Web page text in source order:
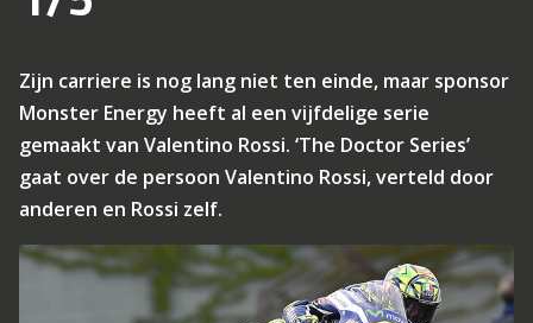
Zijn carriere is nog lang niet ten einde, maar sponsor
Monster Energy heeft al een vijfdelige serie
gemaakt van Valentino Rossi. ‘The Doctor Series’
gaat over de persoon Valentino Rossi, verteld door
anderen en Rossi zelf.